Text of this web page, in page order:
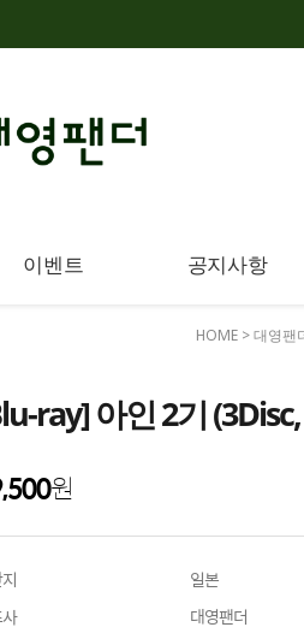
이벤트 공지사항
HOME >대영팬
ray] 아인 2기
원
일본
대영팬더